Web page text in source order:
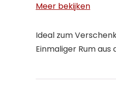
Meer bekijken
Ideal zum
Einmaliger Rum